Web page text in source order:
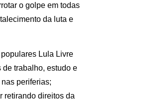
o golpe em todas
da luta e
Lula Livre
trabalho, estudo e
periferias;
retirando direitos da